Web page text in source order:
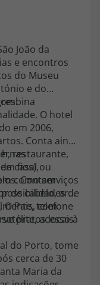
nacional.
de estar
e total facilidade
dispor o nosso call
20:00 e Sábado
João da
e encontros
do Museu
e do
O hotel
em 2006,
Conta ainda
restaurante,
fios),
como serviços
de
casal ou
Contam
de cabelo, ar
telefone
acesso à
Pais, com
pratos locais
do Porto, tome
cerca de 30
Maria da